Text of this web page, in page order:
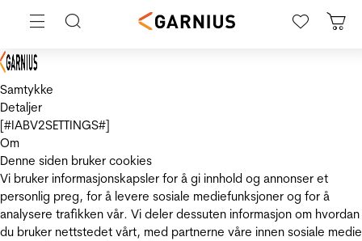
Samtykke
Detaljer
[#IABV2SETTINGS#]
Om
Denne siden bruker cookies
Vi bruker informasjonskapsler for å gi innhold og annonser et
personlig preg, for å levere sosiale mediefunksjoner og for å
analysere trafikken vår. Vi deler dessuten informasjon om hvordan
du bruker nettstedet vårt, med partnerne våre innen sosiale